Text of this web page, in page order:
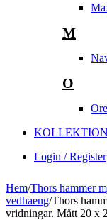
M
O
KOLLEKTION
Login / Register
Hem/Thors hammer
vedhaeng/Thors
vridningar. Mått 20 x